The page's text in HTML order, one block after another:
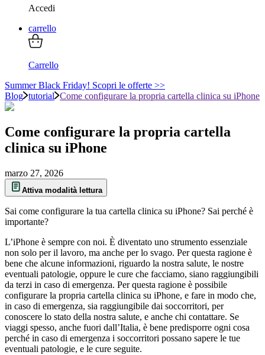
Accedi
carrello
Carrello
Summer Black Friday! Scopri le offerte >>
Blog tutorial Come configurare la propria cartella clinica su iPhone
Come configurare la propria cartella
clinica su iPhone
marzo 27, 2026
Attiva modalità lettura
Sai come configurare la tua cartella clinica su iPhone? Sai perché è
importante?
L’iPhone è sempre con noi. È diventato uno strumento essenziale
non solo per il lavoro, ma anche per lo svago. Per questa ragione è
bene che alcune informazioni, riguardo la nostra salute, le nostre
eventuali patologie, oppure le cure che facciamo, siano raggiungibili
da terzi in caso di emergenza. Per questa ragione è possibile
configurare la propria cartella clinica su iPhone, e fare in modo che,
in caso di emergenza, sia raggiungibile dai soccorritori, per
conoscere lo stato della nostra salute, e anche chi contattare. Se
viaggi spesso, anche fuori dall’Italia, è bene predisporre ogni cosa
perché in caso di emergenza i soccorritori possano sapere le tue
eventuali patologie, e le cure seguite.